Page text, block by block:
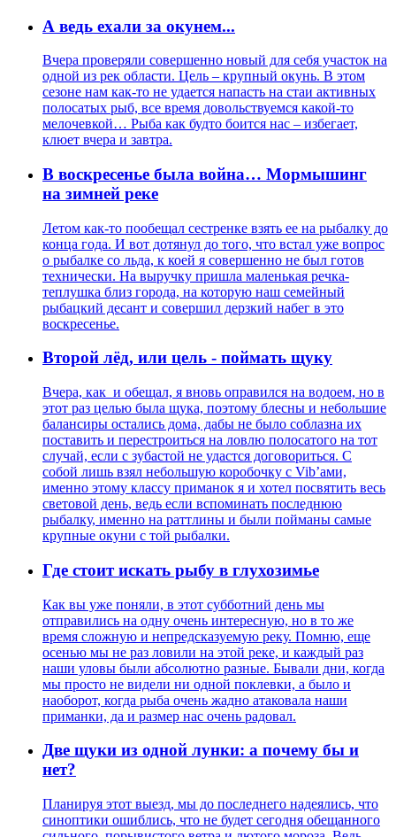
А ведь ехали за окунем...
Вчера проверяли совершенно новый для себя участок на
одной из рек области. Цель – крупный окунь. В этом
сезоне нам как-то не удается напасть на стаи активных
полосатых рыб, все время довольствуемся какой-то
мелочевкой… Рыба как будто боится нас – избегает,
клюет вчера и завтра.
В воскресенье была война… Мормышинг
на зимней реке
Летом как-то пообещал сестренке взять ее на рыбалку до
конца года. И вот дотянул до того, что встал уже вопрос
о рыбалке со льда, к коей я совершенно не был готов
технически. На выручку пришла маленькая речка-
теплушка близ города, на которую наш семейный
рыбацкий десант и совершил дерзкий набег в это
воскресенье.
Второй лёд, или цель - поймать щуку
Вчера, как и обещал, я вновь оправился на водоем, но в
этот раз целью была щука, поэтому блесны и небольшие
балансиры остались дома, дабы не было соблазна их
поставить и перестроиться на ловлю полосатого на тот
случай, если с зубастой не удастся договориться. С
собой лишь взял небольшую коробочку с Vib’ами,
именно этому классу приманок я и хотел посвятить весь
световой день, ведь если вспоминать последнюю
рыбалку, именно на раттлины и были пойманы самые
крупные окуни с той рыбалки.
Где стоит искать рыбу в глухозимье
Как вы уже поняли, в этот субботний день мы
отправились на одну очень интересную, но в то же
время сложную и непредсказуемую реку. Помню, еще
осенью мы не раз ловили на этой реке, и каждый раз
наши уловы были абсолютно разные. Бывали дни, когда
мы просто не видели ни одной поклевки, а было и
наоборот, когда рыба очень жадно атаковала наши
приманки, да и размер нас очень радовал.
Две щуки из одной лунки: а почему бы и
нет?
Планируя этот выезд, мы до последнего надеялись, что
синоптики ошиблись, что не будет сегодня обещанного